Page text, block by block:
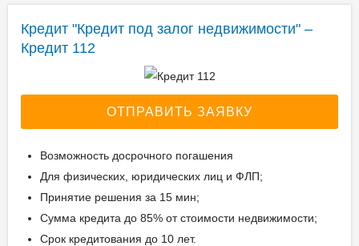
Украины.
Документы и
подтверждение
доходов
Идентификационный
Услуги нотариуса:
стоимости залога,
0.00%
Залог: Недвижимость
Способ погашения:
Aннуитет
Кредит "Кредит под залог недвижимости" –
Кредит 112
ОТПРАВИТЬ ЗАЯВКУ
Возможность досрочного погашения
Для физических, юридических лиц и ФЛП;
Принятие решения за 15 мин;
Сумма кредита до 85% от стоимости недвижимости;
Срок кредитования до 10 лет.